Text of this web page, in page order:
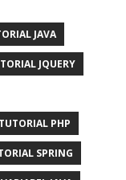
JAVA
JQUERY
TUTORIAL PHP
SPRING